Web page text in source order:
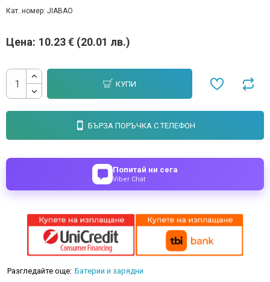
Кат. номер: JIABAO
Цена: 10.23 € (20.01 лв.)
КУПИ
БЪРЗА ПОРЪЧКА С ТЕЛЕФОН
Попитай ни сега
Viber Chat
Разгледайте още: Батерии и зарядни